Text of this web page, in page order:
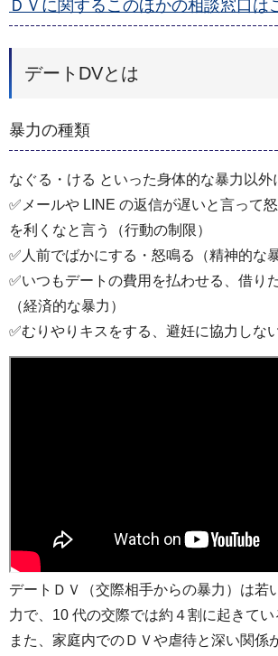
ＤＶに関するこのほかの相談窓口は
デートDVとは
暴力の種類
なぐる・ける といった身体的な暴力以外
✅メールや LINE の返信が遅いと言って
を利くなと言う（行動の制限）
✅人前でばかにする・怒鳴る（精神的な暴
✅いつもデートの費用を払わせる、借り
（経済的な暴力）
✅むりやりキスをする、避妊に協力しな
デートＤＶ（交際相手からの暴力）は若
力で、10 代の交際では約４割に起きてい
また、家庭内でのＤＶや虐待と深い関係